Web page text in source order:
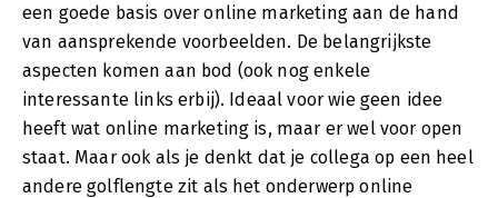
een goede basis over online marketing aan de hand
van aansprekende voorbeelden. De belangrijkste
aspecten komen aan bod (ook nog enkele
interessante links erbij). Ideaal voor wie geen idee
heeft wat online marketing is, maar er wel voor open
staat. Maar ook als je denkt dat je collega op een heel
andere golflengte zit als het onderwerp online